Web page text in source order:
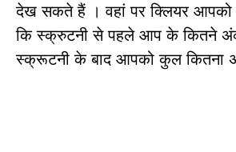
देख सकते हैं । वहां पर क्लियर आपको
कि स्क्रुटनी से पहले आप के कितने
स्क्रूटनी के बाद आपको कुल कितना